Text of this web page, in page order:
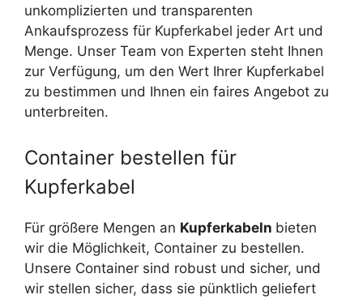
unkomplizierten und transparenten
Ankaufsprozess für Kupferkabel jeder Art und
Menge. Unser Team von Experten steht Ihnen
zur Verfügung, um den Wert Ihrer Kupferkabel
zu bestimmen und Ihnen ein faires Angebot zu
unterbreiten.
Container bestellen für
Kupferkabel
Für größere Mengen an Kupferkabeln bieten
wir die Möglichkeit, Container zu bestellen.
Unsere Container sind robust und sicher, und
wir stellen sicher, dass sie pünktlich geliefert